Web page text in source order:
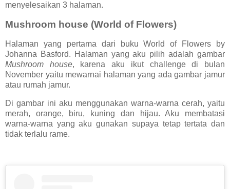
menyelesaikan 3 halaman.
Mushroom house (World of Flowers)
Halaman yang pertama dari buku World of Flowers by
Johanna Basford. Halaman yang aku pilih adalah gambar
Mushroom house, karena aku ikut challenge di bulan
November yaitu mewarnai halaman yang ada gambar jamur
atau rumah jamur.
Di gambar ini aku menggunakan warna-warna cerah, yaitu
merah, orange, biru, kuning dan hijau. Aku membatasi
warna-warna yang aku gunakan supaya tetap tertata dan
tidak terlalu rame.